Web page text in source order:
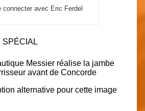
connecter avec Eric Ferdel
SPÉCIAL
Messier réalise la jambe
avant de Concorde